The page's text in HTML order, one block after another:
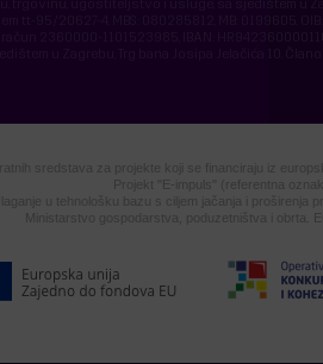
sredstava za projekte koji se financiraju iz
Projekt "E-impuls" (referentna
Ministarstvo gospodarstva, poduzetništva i obrta.